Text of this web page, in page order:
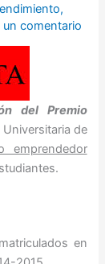
,
un comentario
del Premio
Universitaria de
emprendedor
en